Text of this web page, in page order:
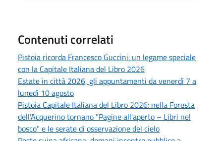
Contenuti correlati
Pistoia ricorda Francesco Guccini: un legame speciale
con la Capitale Italiana del Libro 2026
Estate in città 2026, gli appuntamenti da venerdì 7 a
lunedì 10 agosto
Pistoia Capitale Italiana del Libro 2026: nella Foresta
dell'Acquerino tornano "Pagine all'aperto – Libri nel
bosco" e le serate di osservazione del cielo